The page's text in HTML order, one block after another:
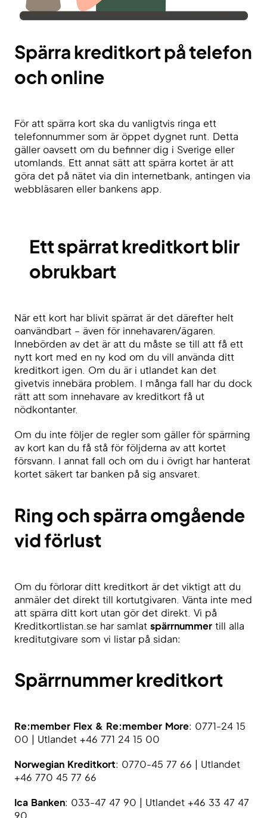
Spärra kreditkort på telefon
och online
För att spärra kort ska du vanligtvis ringa ett
telefonnummer som är öppet dygnet runt. Detta
gäller oavsett om du befinner dig i Sverige eller
utomlands. Ett annat sätt att spärra kortet är att
göra det på nätet via din internetbank, antingen via
webbläsaren eller bankens app.
Ett spärrat kreditkort blir
obrukbart
När ett kort har blivit spärrat är det därefter helt
oanvändbart – även för innehavaren/ägaren.
Innebörden av det är att du måste se till att få ett
nytt kort med en ny kod om du vill använda ditt
kreditkort igen. Om du är i utlandet kan det
givetvis innebära problem. I många fall har du dock
rätt att som innehavare av kreditkort få ut
nödkontanter.
Om du inte följer de regler som gäller för spärrning
av kort kan du få stå för följderna av att kortet
försvann. I annat fall och om du i övrigt har hanterat
kortet säkert tar banken på sig ansvaret.
Ring och spärra omgående
vid förlust
Om du förlorar ditt kreditkort är det viktigt att du
anmäler det direkt till kortutgivaren. Vänta inte med
att spärra ditt kort utan gör det direkt. Vi på
Kreditkortlistan.se har samlat spärrnummer till alla
kreditutgivare som vi listar på sidan:
Spärrnummer kreditkort
Re:member Flex & Re:member More: 0771-24 15
00 | Utlandet +46 771 24 15 00
Norwegian Kreditkort: 0770-45 77 66 | Utlandet
+46 770 45 77 66
Ica Banken: 033-47 47 90 | Utlandet +46 33 47 47